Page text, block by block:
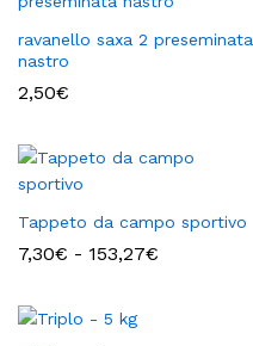
ravanello saxa 2 preseminata
nastro
2,50€
Tappeto da campo sportivo
7,30€ - 153,27€